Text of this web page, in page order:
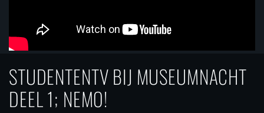
STUDENTENTV BIJ MUSEUMNACHT
DEEL 1; NEMO!